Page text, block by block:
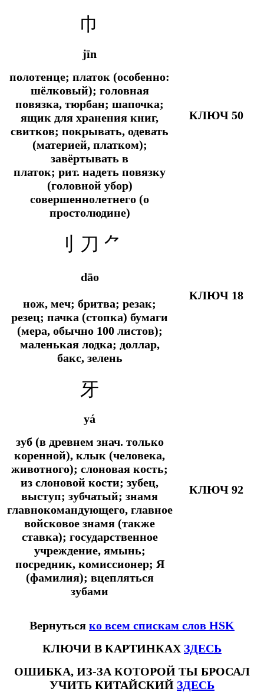
巾
jīn
полотенце; платок (особенно:
шёлковый); головная
повязка, тюрбан; шапочка;
ящик для хранения книг,
свитков; покрывать, одевать
(материей, платком);
завёртывать в
платок; рит. надеть повязку
(головной убор)
совершеннолетнего (о
простолюдине)
КЛЮЧ 50
刂 刀 ⺈
dāo
нож, меч; бритва; резак;
резец; пачка (стопка) бумаги
(мера, обычно 100 листов);
маленькая лодка; доллар,
бакс, зелень
КЛЮЧ 18
牙
yá
зуб (в древнем знач. только
коренной), клык (человека,
животного); слоновая кость;
из слоновой кости; зубец,
выступ; зубчатый; знамя
главнокомандующего, главное
войсковое знамя (также
ставка); государственное
учреждение, ямынь;
посредник, комиссионер; Я
(фамилия); вцепляться
зубами
КЛЮЧ 92
Вернуться ко всем спискам слов HSK
КЛЮЧИ В КАРТИНКАХ ЗДЕСЬ
ОШИБКА, ИЗ-ЗА КОТОРОЙ ТЫ БРОСАЛ
УЧИТЬ КИТАЙСКИЙ ЗДЕСЬ